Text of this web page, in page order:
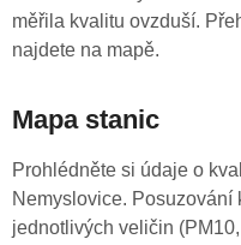
měřila kvalitu ovzduší.
najdete na mapě.
Mapa stanic
Prohlédněte si údaje o
Nemyslovice.
jednotlivých veličin